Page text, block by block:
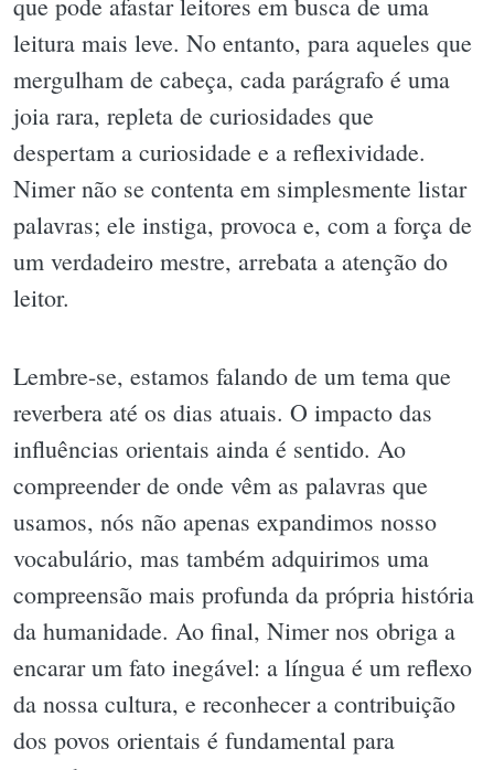
leitura mais leve. No entanto, para aqueles que
mergulham de cabeça, cada parágrafo é uma
joia rara, repleta de curiosidades que
despertam a curiosidade e a reflexividade.
Nimer não se contenta em simplesmente listar
palavras; ele instiga, provoca e, com a força de
um verdadeiro mestre, arrebata a atenção do
leitor.
Lembre-se, estamos falando de um tema que
reverbera até os dias atuais. O impacto das
influências orientais ainda é sentido. Ao
compreender de onde vêm as palavras que
usamos, nós não apenas expandimos nosso
vocabulário, mas também adquirimos uma
compreensão mais profunda da própria história
da humanidade. Ao final, Nimer nos obriga a
encarar um fato inegável: a língua é um reflexo
da nossa cultura, e reconhecer a contribuição
dos povos orientais é fundamental para